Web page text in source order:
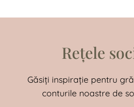
Rețele
Găsiți inspirație pentru
conturile noastre de